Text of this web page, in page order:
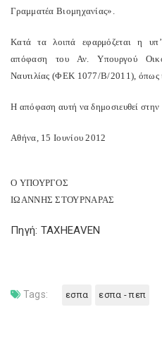
Γραμματέα Βιομηχανίας».
Κατά τα λοιπά εφαρμόζεται η
απόφαση του Αν. Υπουργού
Ναυτιλίας (ΦΕΚ 1077/Β/2011), όπως
Η απόφαση αυτή να δημοσιευθεί
Αθήνα, 15 Ιουνίου 2012
Ο ΥΠΟΥΡΓΟΣ
ΙΩΑΝΝΗΣ ΣΤΟΥΡΝΑΡΑΣ
Πηγή: TAXHEAVEN
Tags: εσπα εσπα - πεπ